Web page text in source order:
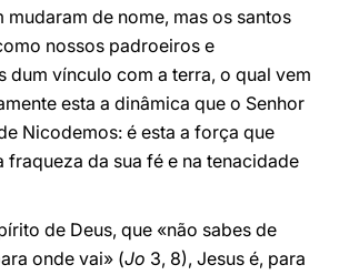
mudaram de nome, mas os santos
nossos padroeiros e
dum vínculo com a terra, o qual vem
esta a dinâmica que o Senhor
Nicodemos: é esta a força que
fraqueza da sua fé e na tenacidade
de Deus, que «não sabes de
onde vai» (Jo 3, 8), Jesus é, para